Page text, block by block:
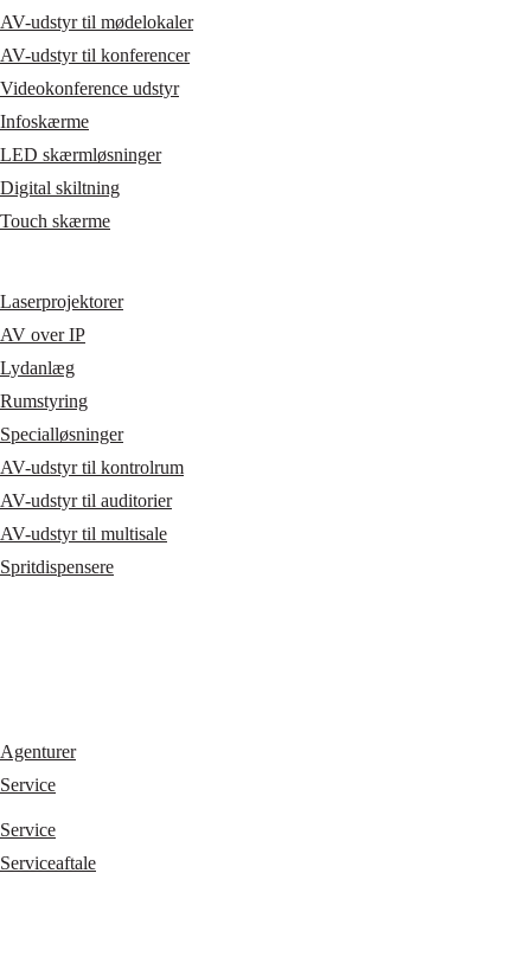
AV-udstyr til mødelokaler
AV-udstyr til konferencer
Videokonference udstyr
Infoskærme
LED skærmløsninger
Digital skiltning
Touch skærme
Laserprojektorer
AV over IP
Lydanlæg
Rumstyring
Specialløsninger
AV-udstyr til kontrolrum
AV-udstyr til auditorier
AV-udstyr til multisale
Spritdispensere
Agenturer
Service
Service
Serviceaftale